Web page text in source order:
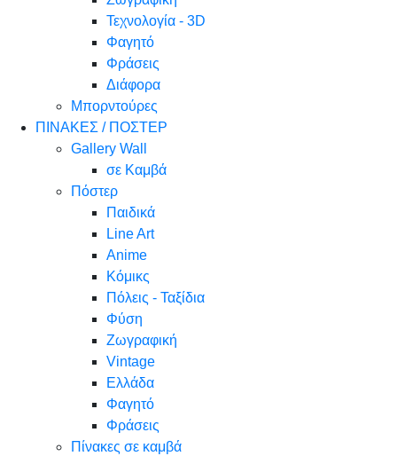
Τεχνολογία - 3D
Φαγητό
Φράσεις
Διάφορα
Μπορντούρες
ΠΙΝΑΚΕΣ / ΠΟΣΤΕΡ
Gallery Wall
σε Καμβά
Πόστερ
Παιδικά
Line Art
Anime
Κόμικς
Πόλεις - Ταξίδια
Φύση
Ζωγραφική
Vintage
Ελλάδα
Φαγητό
Φράσεις
Πίνακες σε καμβά